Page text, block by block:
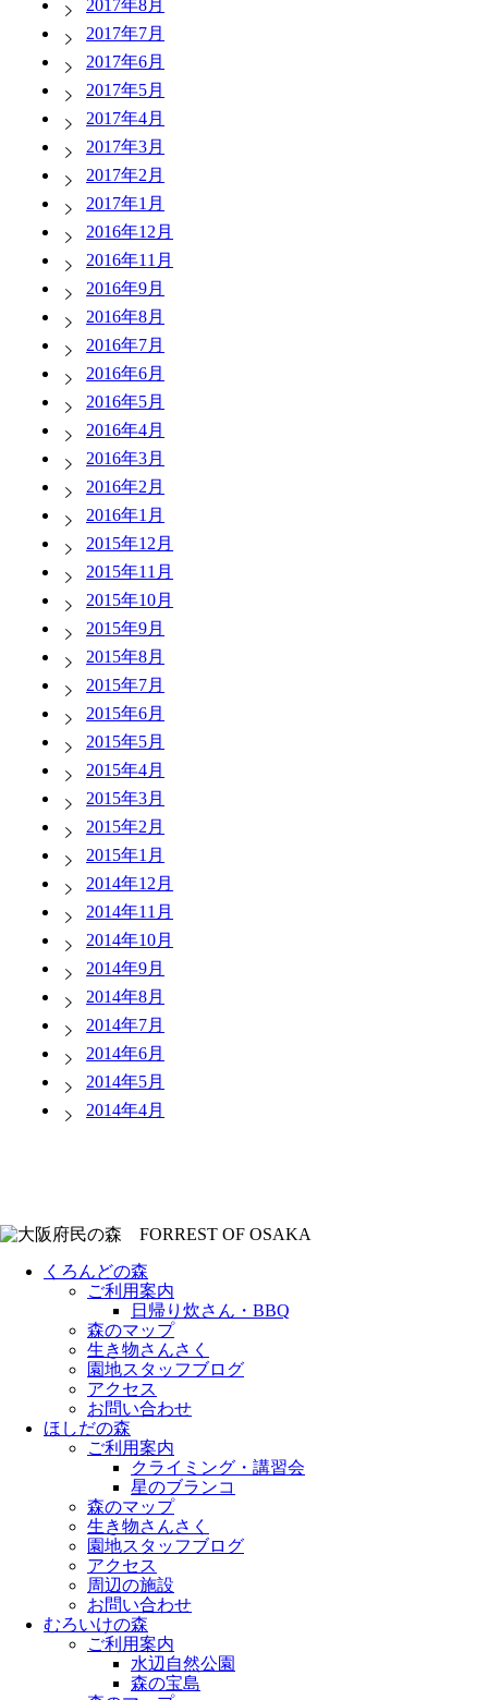
2017年8月
2017年7月
2017年6月
2017年5月
2017年4月
2017年3月
2017年2月
2017年1月
2016年12月
2016年11月
2016年9月
2016年8月
2016年7月
2016年6月
2016年5月
2016年4月
2016年3月
2016年2月
2016年1月
2015年12月
2015年11月
2015年10月
2015年9月
2015年8月
2015年7月
2015年6月
2015年5月
2015年4月
2015年3月
2015年2月
2015年1月
2014年12月
2014年11月
2014年10月
2014年9月
2014年8月
2014年7月
2014年6月
2014年5月
2014年4月
くろんどの森
ご利用案内
日帰り炊さん・BBQ
森のマップ
生き物さんさく
園地スタッフブログ
アクセス
お問い合わせ
ほしだの森
ご利用案内
クライミング・講習会
星のブランコ
森のマップ
生き物さんさく
園地スタッフブログ
アクセス
周辺の施設
お問い合わせ
むろいけの森
ご利用案内
水辺自然公園
森の宝島